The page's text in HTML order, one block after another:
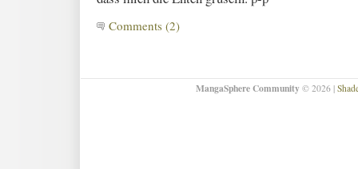
Comments (2)
MangaSphere Community © 2026 |